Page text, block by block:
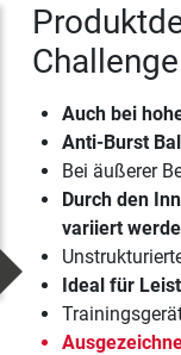
Auch bei
Anti-Burst
Bei äußerer
Durch den
variiert
Ideal für